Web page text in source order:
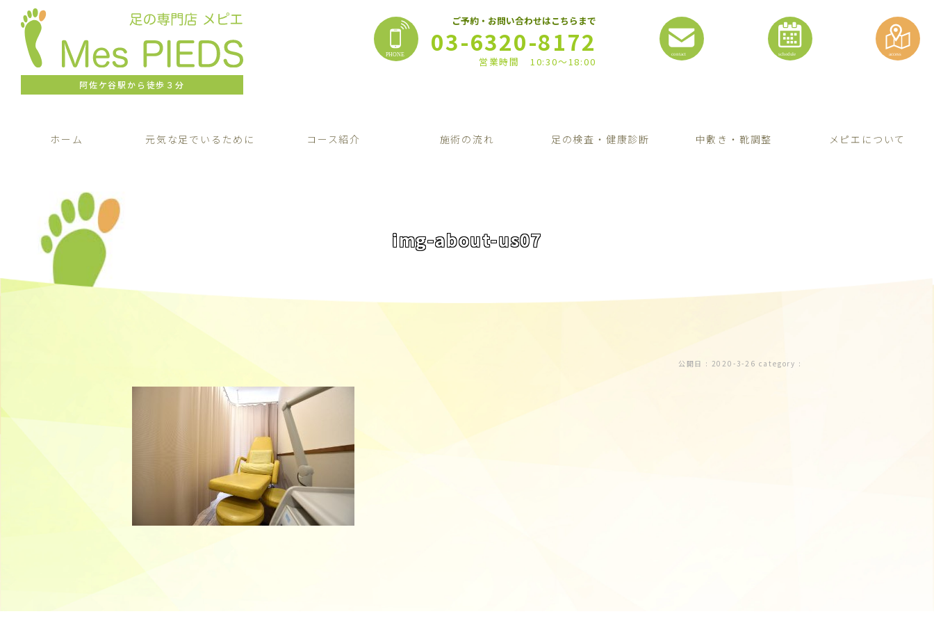
阿佐ケ谷駅から徒歩３分
ご予約・お問い合わせはこちらまで
03-6320-8172
営業時間 10:30〜18:00
ホーム 元気な足でいるために コース紹介 施術の流れ 足の検査・健康診断 中敷き・靴調整 メピエについて
img-about-us07
公開日 : 2020-3-26 category :